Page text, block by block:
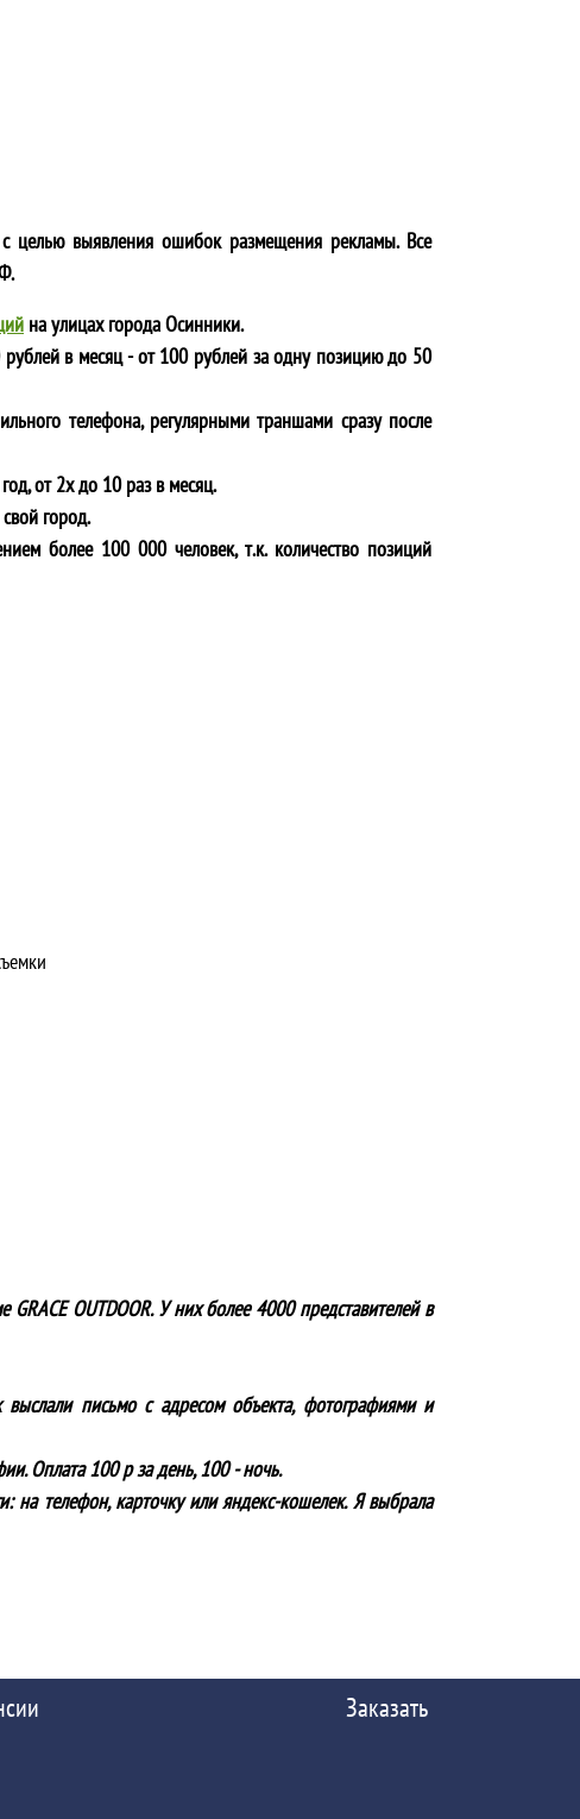
выявления ошибок размещения рекламы. Все
на улицах городаОсинники.
в месяц - от 100 рублей за одну позицию до 50
телефона, регулярными траншами сразу после
от 2х до 10 раз в месяц.
город.
более 100 000 человек, т.к. количество позиций
OUTDOOR. У них более 4000 представителей в
письмо с адресом объекта, фотографиями и
Оплата 100 р за день, 100 - ночь.
на телефон, карточку или яндекс-кошелек. Я выбрала
Заказать